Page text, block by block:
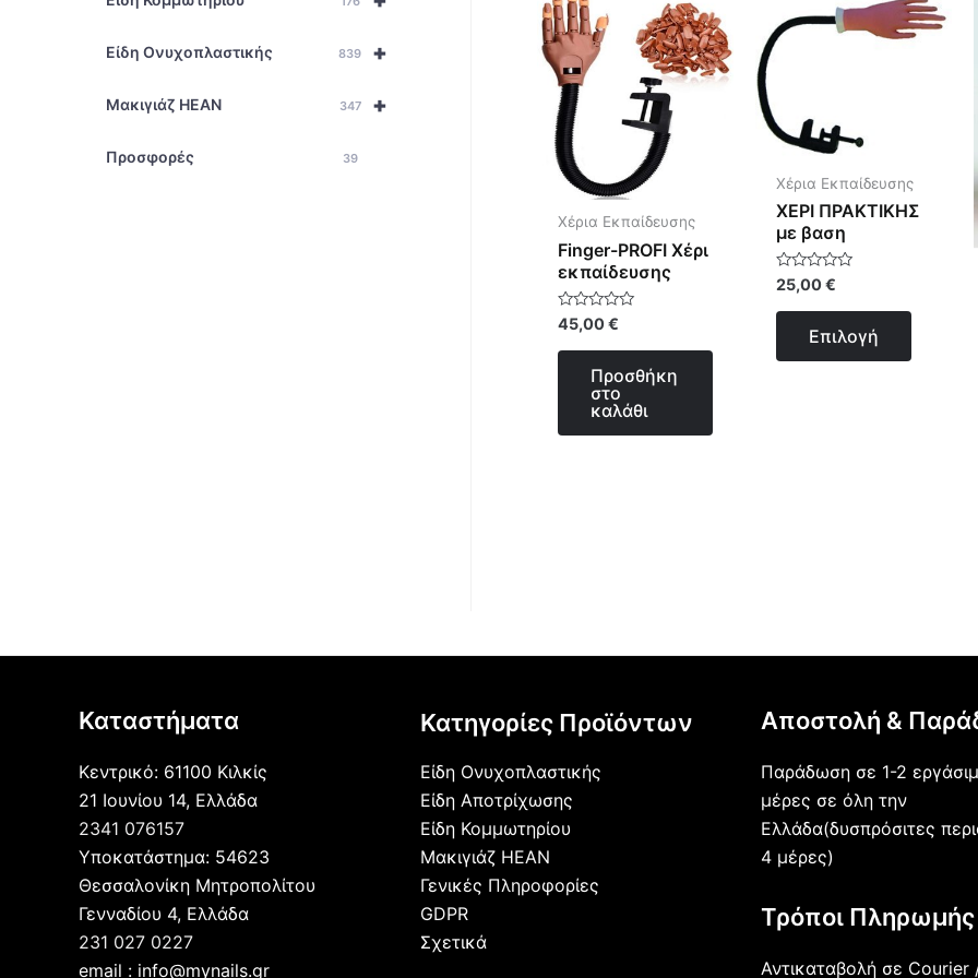
+
Είδη Ονυχοπλαστικής 839
+
Μακιγιάζ HEAN 347
Προσφορές 39
Χέρια Εκπαίδευσης
Finger-PROFI Xέρι
εκπαίδευσης
Βαθμολογήθηκε
με
0
45,00€
Προσθήκη
στο
καλάθι
Χέρια Εκπαίδευσης
ΧΕΡΙ ΠΡΑΚΤΙΚΗΣ
με βαση
Βαθμολογήθηκε
με
0
25,00€
Επιλογή
το
επιλογές
στη
του
Καταστήματα
Κεντρικό: 61100 Κιλκίς
21 Ιουνίου 14, Ελλάδα
2341 076157
Υποκατάστημα: 54623
Θεσσαλονίκη Μητροπολίτου
Γενναδίου 4, Ελλάδα
231 027 0227
email : info@mynails.gr
Κατηγορίες Προϊόντων
Είδη Ονυχοπλαστικής
Είδη Αποτρίχωσης
Είδη Κομμωτηρίου
Μακιγιάζ HEAN
Γενικές Πληροφορίες
GDPR
Σχετικά
Αποστολή &
Παράδωση σε 1-2
μέρες σε όλη την
Ελλάδα(δυσπρόσιτες
4 μέρες)
Τρόποι Πληρωμής
Αντικαταβολή σε Courier